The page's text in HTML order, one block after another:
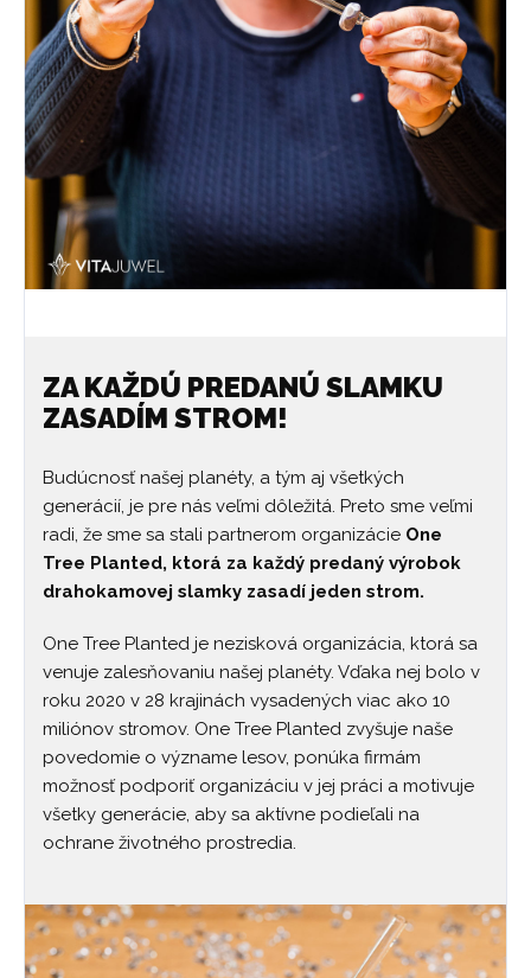
ZA KAŽDÚ PREDANÚ SLAMKU
ZASADÍM STROM!
Budúcnosť našej planéty, a tým aj všetkých
generácií, je pre nás veľmi dôležitá. Preto sme veľmi
radi, že sme sa stali partnerom organizácie One
Tree Planted, ktorá za každý predaný výrobok
drahokamovej slamky zasadí jeden strom.
One Tree Planted je nezisková organizácia, ktorá sa
venuje zalesňovaniu našej planéty. Vďaka nej bolo v
roku 2020 v 28 krajinách vysadených viac ako 10
miliónov stromov. One Tree Planted zvyšuje naše
povedomie o význame lesov, ponúka firmám
možnosť podporiť organizáciu v jej práci a motivuje
všetky generácie, aby sa aktívne podieľali na
ochrane životného prostredia.